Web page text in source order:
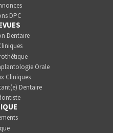
DPC
Dentaire
Orale
Cliniques
Dentaire